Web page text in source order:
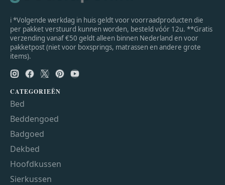
ℹ *Volgende werkdag in huis geldt voor voorraadproducten die
per pakket verstuurd kunnen worden, besteld vóór 12u. **Gratis
verzending vanaf €50 geldt alleen binnen Nederland en voor
pakketpost (niet voor boxsprings, matrassen en andere grote
items).
CATEGORIEËN
Bed
Beddengoed
Badgoed
Dekbed
Hoofdkussen
Sierkussen